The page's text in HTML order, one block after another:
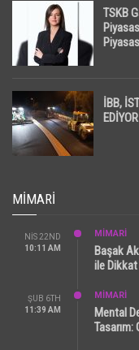
TSKB
İBB,
EDİYOR
MIMARI
NIS 22ND
10:11 AM
MİMARİ
Başak
ile Dikkat
ŞUB 6TH
11:39 AM
MİMARİ
Mental
Tasarım: